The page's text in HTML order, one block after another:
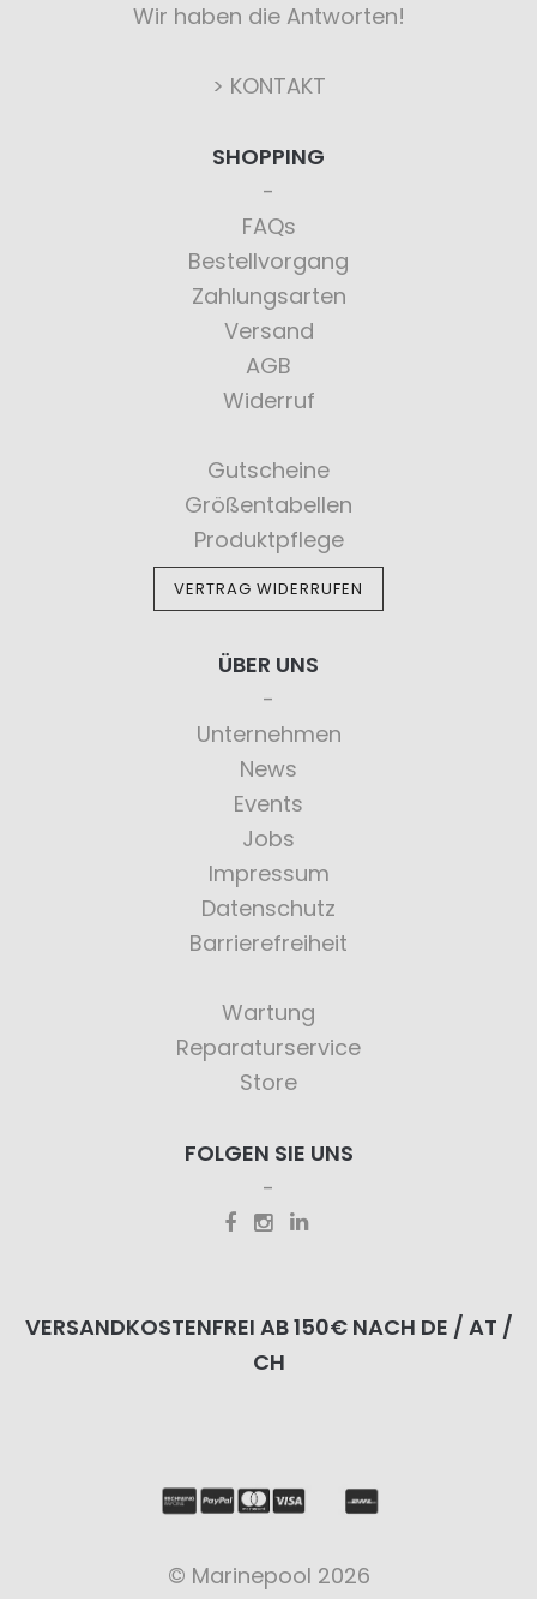
Wir haben die Antworten!
> KONTAKT
SHOPPING
FAQs
Bestellvorgang
Zahlungsarten
Versand
AGB
Widerruf
Gutscheine
Größentabellen
Produktpflege
VERTRAG WIDERRUFEN
ÜBER UNS
Unternehmen
News
Events
Jobs
Impressum
Datenschutz
Barrierefreiheit
Wartung
Reparaturservice
Store
FOLGEN SIE UNS
VERSANDKOSTENFREI AB 150€ NACH DE / AT /
CH
© Marinepool 2026